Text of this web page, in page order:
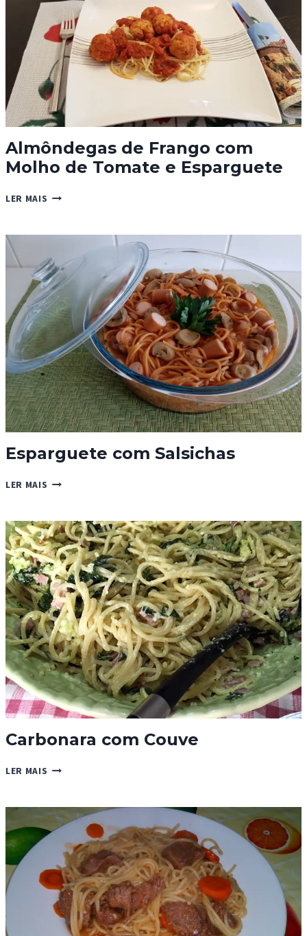
Almôndegas de Frango com
Molho de Tomate e Esparguete
LER MAIS ALMÔNDEGAS
COM
DE
TOMATE
E
ESPARGUETE
Esparguete com Salsichas
LER MAIS ESPARGUETE
Carbonara com Couve
LER MAIS CARBONARA